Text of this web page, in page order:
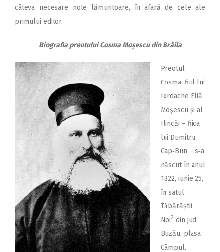
câteva necesare note lămuritoare, în afară de cele ale
primului editor.
Biografia preotului Cosma Moșescu din Brăila
Preotul
Cosma, fiul lui
Iordache Eliă
Moșescu și al
Ilincăi – fiica
lui Dumitru
Cap‑Bun – s‑a
născut în anul
1822, iunie 25,
în satul
Tăbărăștii
Noi2 din jud.
Buzău, plasa
Câmpul.